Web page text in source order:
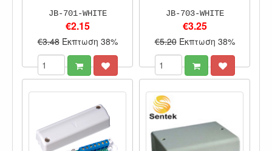
JB-701-WHITE
€2.15
€3.48 Έκπτωση 38%
JB-703-WHITE
€3.25
€5.20 Έκπτωση 38%